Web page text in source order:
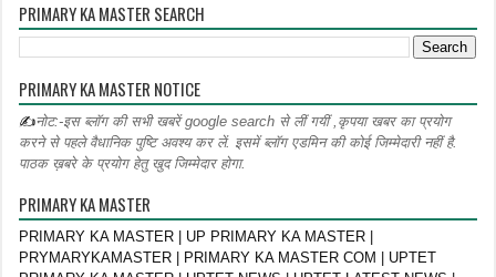
PRIMARY KA MASTER SEARCH
PRIMARY KA MASTER NOTICE
✍नोट:-इस ब्लॉग की सभी खबरें google search से लीं गयीं ,कृपया खबर का प्रयोग
करने से पहले वैधानिक पुष्टि अवश्य कर लें. इसमें ब्लॉग एडमिन की कोई जिम्मेदारी नहीं है.
पाठक ख़बरे के प्रयोग हेतु खुद जिम्मेदार होगा.
PRIMARY KA MASTER
PRIMARY KA MASTER | UP PRIMARY KA MASTER |
PRYMARYKAMASTER | PRIMARY KA MASTER COM | UPTET